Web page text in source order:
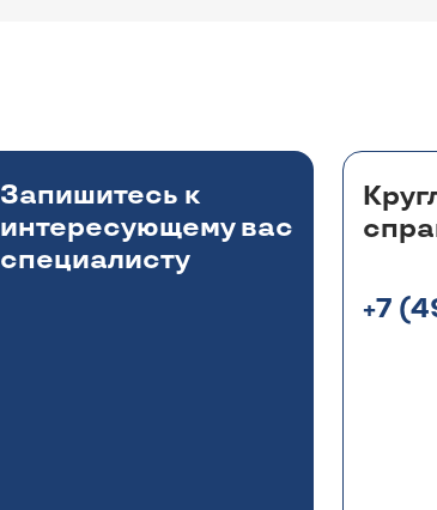
Запишитесь к
интересующему вас
специалисту
+7